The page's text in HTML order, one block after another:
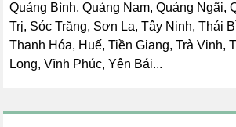
Quảng Bình, Quảng Nam, Quảng Ngãi,
Trị, Sóc Trăng, Sơn La, Tây Ninh, Thái
Thanh Hóa, Huế, Tiền Giang, Trà Vinh,
Long, Vĩnh Phúc, Yên Bái...